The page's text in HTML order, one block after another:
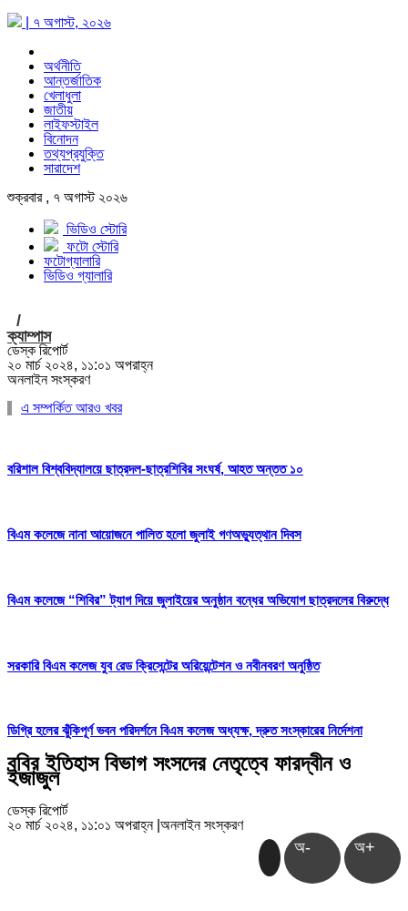
| ৭ অগাস্ট, ২০২৬
অর্থনীতি
আন্তর্জাতিক
খেলাধুলা
জাতীয়
লাইফস্টাইল
বিনোদন
তথ্যপ্রযুক্তি
সারাদেশ
শুক্রবার , ৭ অগাস্ট ২০২৬
ভিডিও স্টোরি
ফটো স্টোরি
ফটোগ্যালারি
ভিডিও গ্যালারি
/
ক্যাম্পাস
ডেস্ক রিপোর্ট
২০ মার্চ ২০২৪, ১১:০১ অপরাহ্ন
অনলাইন সংস্করণ
এ সম্পর্কিত আরও খবর
বরিশাল বিশ্ববিদ্যালয়ে ছাত্রদল-ছাত্রশিবির সংঘর্ষ, আহত অন্তত ১০
বিএম কলেজে নানা আয়োজনে পালিত হলো জুলাই গণঅভ্যুত্থান দিবস
বিএম কলেজে “শিবির” ট্যাগ দিয়ে জুলাইয়ের অনুষ্ঠান বন্ধের অভিযোগ ছাত্রদলের বিরুদ্ধে
সরকারি বিএম কলেজ যুব রেড ক্রিসেন্টের অরিয়েন্টেশন ও নবীনবরণ অনুষ্ঠিত
ডিগ্রি হলের ঝুঁকিপূর্ণ ভবন পরিদর্শনে বিএম কলেজ অধ্যক্ষ, দ্রুত সংস্কারের নির্দেশনা
ববির ইতিহাস বিভাগ সংসদের নেতৃত্বে ফারদ্বীন ও
ইজাজুল
ডেস্ক রিপোর্ট
২০ মার্চ ২০২৪, ১১:০১ অপরাহ্ন অনলাইন সংস্করণ
অ- অ+